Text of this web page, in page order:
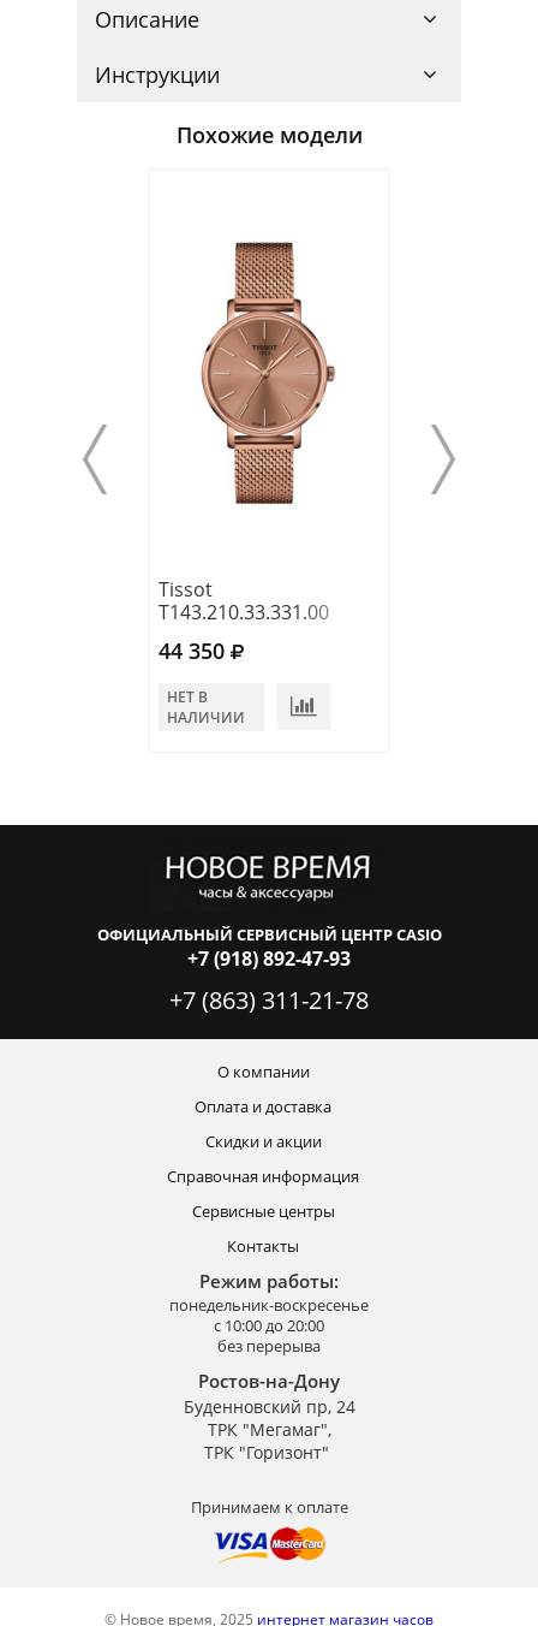
Описание
Инструкции
Похожие модели
Tissot
T143.210.33.331.00
44 350
НЕТ В
НАЛИЧИИ
ОФИЦИАЛЬНЫЙ СЕРВИСНЫЙ ЦЕНТР CASIO
+7 (918) 892-47-93
+7 (863) 311-21-78
О компании
Оплата и доставка
Скидки и акции
Справочная информация
Сервисные центры
Контакты
Режим работы:
понедельник-воскресенье
с 10:00 до 20:00
без перерыва
Ростов-на-Дону
Буденновский пр, 24
ТРК "Мегамаг",
ТРК "Горизонт"
Принимаем к оплате
© Новое время, 2025 интернет магазин часов